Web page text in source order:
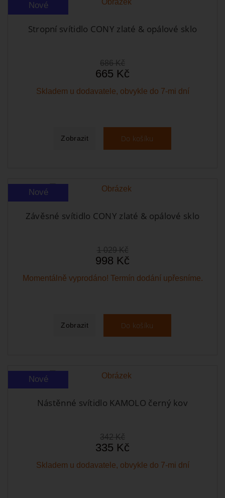
Nové
Stropní svítidlo CONY zlaté & opálové sklo
686 Kč
665 Kč
Skladem u dodavatele, obvykle do 7-mi dní
Zobrazit Do košíku
Nové
Závěsné svítidlo CONY zlaté & opálové sklo
1 029 Kč
998 Kč
Momentálně vyprodáno! Termín dodání upřesníme.
Zobrazit Do košíku
Nové
Nástěnné svítidlo KAMOLO černý kov
342 Kč
335 Kč
Skladem u dodavatele, obvykle do 7-mi dní